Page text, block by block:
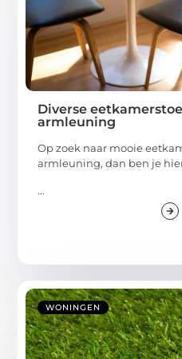
Diverse
armleuning
Op zoek naar mooie
armleuning, dan ben je
...
WONINGEN